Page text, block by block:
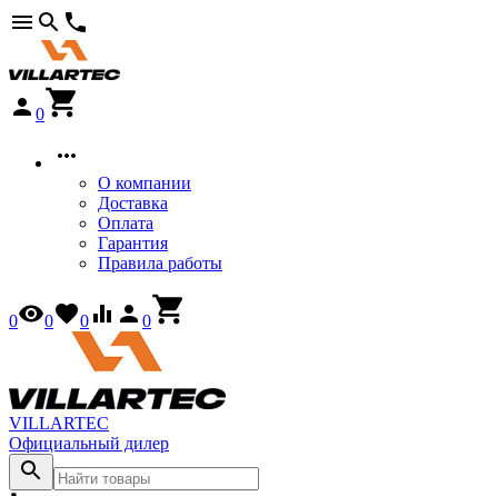
0
О компании
Доставка
Оплата
Гарантия
Правила работы
0 0 0 0
VILLARTEC
Официальный дилер